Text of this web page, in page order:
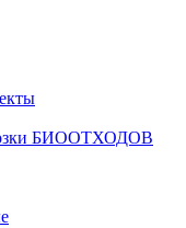
БИООТХОДОВ